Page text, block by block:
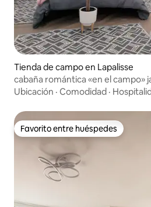
Tienda de campo en Lapalisse
Ubicación · Comodidad ·
Favorito entre huéspedes
Favorito entre huéspedes